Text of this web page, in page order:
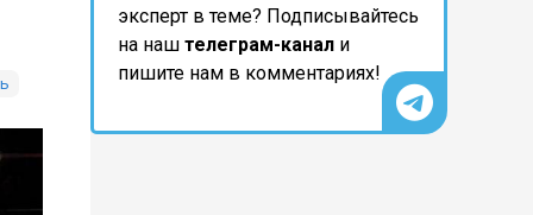
эксперт в теме? Подписывайтесь
на наш телеграм-канал и
пишите нам в комментариях!